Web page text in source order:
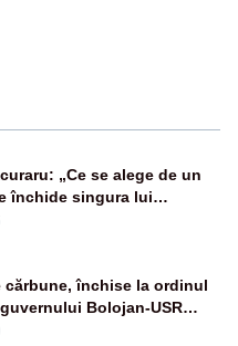
„Ce se alege de un
închide singura lui
cărbune, închise la ordinul
Bolojan-USR
alertă